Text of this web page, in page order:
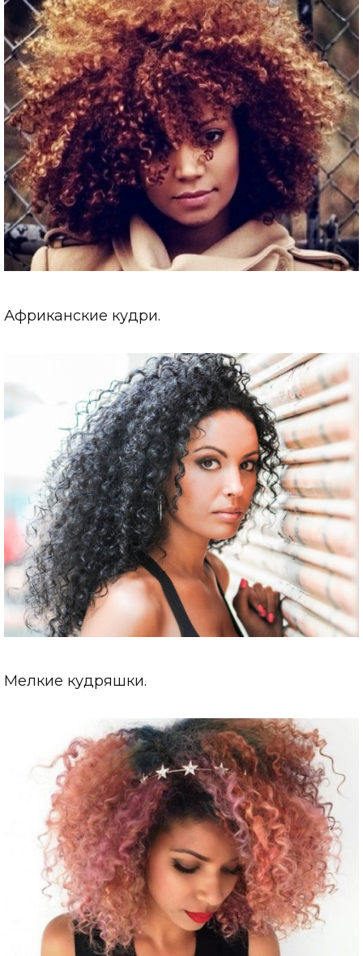
Африканские кудри.
Мелкие кудряшки.